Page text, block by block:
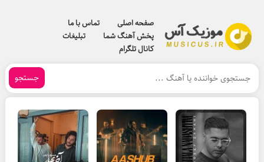
صفحه اصلی
تماس با ما
پخش آهنگ شما
تبلیغات
کانال تلگرام
جستجو